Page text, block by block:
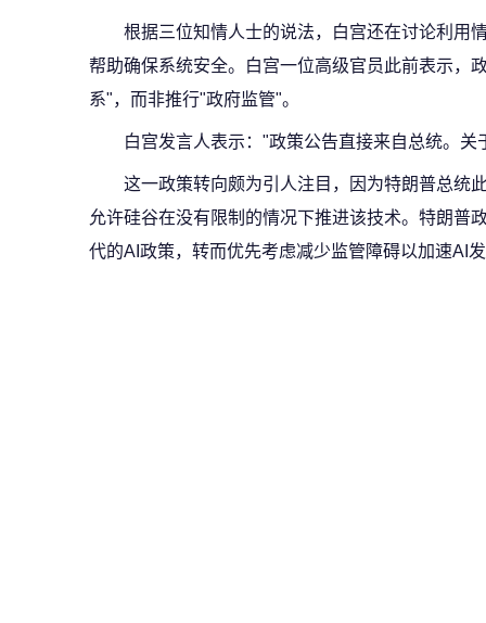
根据三位知情人士的说法，白宫还在讨论利用
帮助确保系统安全。白宫一位高级官员此前表示，
系"，而非推行"政府监管"。
白宫发言人表示："政策公告直接来自总统。
这一政策转向颇为引人注目，因为特朗普总统
允许硅谷在没有限制的情况下推进该技术。特朗普
代的AI政策，转而优先考虑减少监管障碍以加速AI